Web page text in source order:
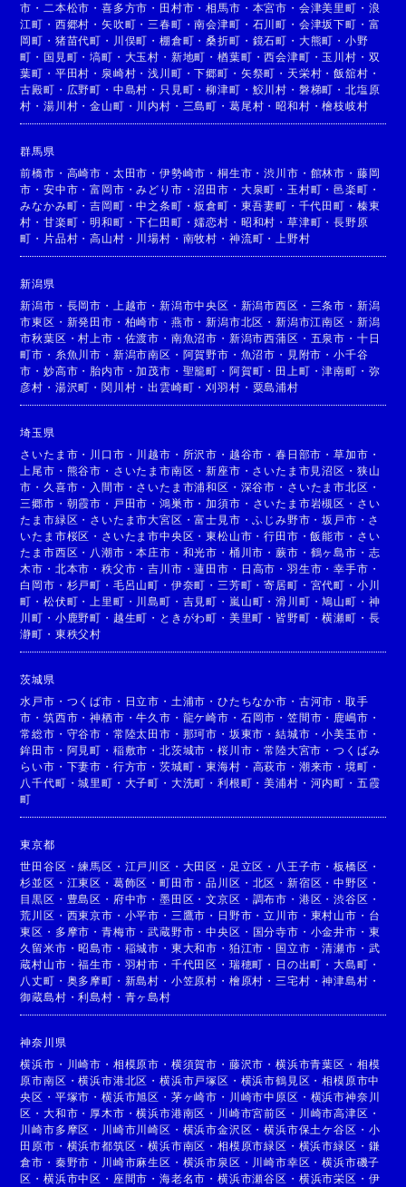
市 ・ 二本松市 ・喜多方市 ・ 田村市 ・相馬市 ・ 本宮市 ・ 会津美里町 ・ 浪
江町 ・ 西郷村 ・矢吹町 ・ 三春町 ・南会津町 ・ 石川町 ・ 会津坂下町 ・ 富
岡町 ・ 猪苗代町 ・ 川俣町 ・棚倉町 ・桑折町 ・ 鏡石町 ・ 大熊町 ・ 小野
町 ・ 国見町 ・塙町 ・ 大玉村 ・ 新地町 ・楢葉町 ・西会津町 ・ 玉川村 ・ 双
葉町 ・ 平田村 ・ 泉崎村 ・浅川町 ・下郷町 ・ 矢祭町 ・ 天栄村 ・飯舘村 ・
古殿町 ・ 広野町 ・ 中島村 ・ 只見町 ・柳津町 ・ 鮫川村 ・ 磐梯町 ・ 北塩原
村 ・湯川村 ・金山町 ・ 川内村 ・ 三島町 ・ 葛尾村 ・昭和村 ・檜枝岐村
群馬県
前橋市 ・ 高崎市 ・ 太田市 ・伊勢崎市 ・桐生市 ・渋川市 ・ 館林市 ・ 藤岡
市 ・安中市 ・富岡市 ・みどり市 ・沼田市 ・ 大泉町 ・ 玉村町 ・邑楽町 ・
みなかみ町 ・吉岡町 ・中之条町 ・板倉町 ・ 東吾妻町 ・ 千代田町 ・ 榛東
村 ・甘楽町 ・明和町 ・下仁田町 ・嬬恋村 ・ 昭和村 ・ 草津町 ・長野原
町 ・ 片品村 ・高山村 ・ 川場村 ・ 南牧村 ・ 神流町 ・ 上野村
新潟県
新潟市 ・ 長岡市 ・ 上越市 ・新潟市中央区 ・ 新潟市西区 ・ 三条市 ・ 新潟
市東区 ・ 新発田市 ・ 柏崎市 ・ 燕市 ・新潟市北区 ・新潟市江南区 ・ 新潟
市秋葉区 ・村上市 ・ 佐渡市 ・ 南魚沼市 ・ 新潟市西蒲区 ・ 五泉市 ・ 十日
町市 ・ 糸魚川市 ・ 新潟市南区 ・ 阿賀野市 ・ 魚沼市 ・ 見附市 ・小千谷
市 ・妙高市 ・ 胎内市 ・加茂市 ・ 聖籠町 ・ 阿賀町 ・ 田上町 ・津南町 ・ 弥
彦村 ・ 湯沢町 ・関川村 ・出雲崎町 ・刈羽村 ・ 粟島浦村
埼玉県
さいたま市 ・ 川口市 ・ 川越市 ・ 所沢市 ・ 越谷市 ・春日部市 ・草加市 ・
上尾市 ・ 熊谷市 ・ さいたま市南区 ・新座市 ・ さいたま市見沼区 ・ 狭山
市 ・ 久喜市 ・ 入間市 ・ さいたま市浦和区 ・ 深谷市 ・ さいたま市北区 ・
三郷市 ・ 朝霞市 ・ 戸田市 ・鴻巣市 ・加須市 ・ さいたま市岩槻区 ・ さい
たま市緑区 ・ さいたま市大宮区 ・富士見市 ・ふじみ野市 ・坂戸市 ・ さ
いたま市桜区 ・ さいたま市中央区 ・東松山市 ・行田市 ・飯能市 ・ さい
たま市西区 ・ 八潮市 ・本庄市 ・ 和光市 ・ 桶川市 ・蕨市 ・ 鶴ヶ島市 ・ 志
木市 ・ 北本市 ・秩父市 ・吉川市 ・蓮田市 ・ 日高市 ・ 羽生市 ・幸手市 ・
白岡市 ・ 杉戸町 ・ 毛呂山町 ・ 伊奈町 ・ 三芳町 ・寄居町 ・ 宮代町 ・ 小川
町 ・松伏町 ・ 上里町 ・ 川島町 ・ 吉見町 ・ 嵐山町 ・滑川町 ・鳩山町 ・ 神
川町 ・ 小鹿野町 ・ 越生町 ・ ときがわ町 ・ 美里町 ・ 皆野町 ・横瀬町 ・ 長
瀞町 ・ 東秩父村
茨城県
水戸市 ・ つくば市 ・ 日立市 ・ 土浦市 ・ひたちなか市 ・ 古河市 ・ 取手
市 ・筑西市 ・神栖市 ・牛久市 ・ 龍ケ崎市 ・ 石岡市 ・ 笠間市 ・ 鹿嶋市 ・
常総市 ・ 守谷市 ・ 常陸太田市 ・ 那珂市 ・ 坂東市 ・結城市 ・小美玉市 ・
鉾田市 ・ 阿見町 ・ 稲敷市 ・北茨城市 ・桜川市 ・常陸大宮市 ・つくばみ
らい市 ・ 下妻市 ・ 行方市 ・茨城町 ・東海村 ・ 高萩市 ・ 潮来市 ・ 境町 ・
八千代町 ・城里町 ・ 大子町 ・ 大洗町 ・利根町 ・美浦村 ・ 河内町 ・ 五霞
町
東京都
世田谷区 ・練馬区 ・ 江戸川区 ・ 大田区 ・ 足立区 ・ 八王子市 ・板橋区 ・
杉並区 ・ 江東区 ・ 葛飾区 ・町田市 ・品川区 ・ 北区 ・ 新宿区 ・中野区 ・
目黒区 ・ 豊島区 ・ 府中市 ・墨田区 ・文京区 ・ 調布市 ・ 港区 ・渋谷区 ・
荒川区 ・ 西東京市 ・ 小平市 ・ 三鷹市 ・ 日野市 ・立川市 ・ 東村山市 ・ 台
東区 ・ 多摩市 ・青梅市 ・武蔵野市 ・中央区 ・ 国分寺市 ・ 小金井市 ・ 東
久留米市 ・昭島市 ・ 稲城市 ・ 東大和市 ・ 狛江市 ・ 国立市 ・清瀬市 ・ 武
蔵村山市 ・福生市 ・ 羽村市 ・ 千代田区 ・ 瑞穂町 ・ 日の出町 ・大島町 ・
八丈町 ・ 奥多摩町 ・ 新島村 ・ 小笠原村 ・ 檜原村 ・ 三宅村 ・神津島村 ・
御蔵島村 ・利島村 ・ 青ヶ島村
神奈川県
横浜市 ・ 川崎市 ・ 相模原市 ・ 横須賀市 ・ 藤沢市 ・横浜市青葉区 ・ 相模
原市南区 ・横浜市港北区 ・横浜市戸塚区 ・ 横浜市鶴見区 ・相模原市中
央区 ・ 平塚市 ・横浜市旭区 ・ 茅ヶ崎市 ・ 川崎市中原区 ・ 横浜市神奈川
区 ・大和市 ・ 厚木市 ・横浜市港南区 ・ 川崎市宮前区 ・ 川崎市高津区 ・
川崎市多摩区 ・ 川崎市川崎区 ・ 横浜市金沢区 ・横浜市保土ケ谷区 ・ 小
田原市 ・ 横浜市都筑区 ・横浜市南区 ・相模原市緑区 ・ 横浜市緑区 ・ 鎌
倉市 ・ 秦野市 ・ 川崎市麻生区 ・ 横浜市泉区 ・ 川崎市幸区 ・横浜市磯子
区 ・横浜市中区 ・ 座間市 ・海老名市 ・横浜市瀬谷区 ・ 横浜市栄区 ・ 伊